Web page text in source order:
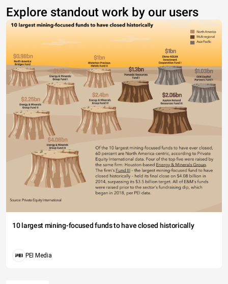
Explore standout work by our users
10 largest mining-focused funds to have closed historically
PEI Media